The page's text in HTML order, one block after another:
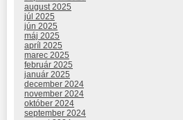
august 2025
júl 2025
jún 2025
máj 2025
apríl 2025
marec 2025
február 2025
január 2025
december 2024
november 2024
október 2024
september 2024